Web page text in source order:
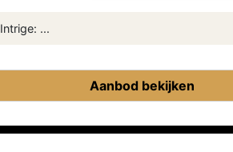
Intrige: ...
Aanbod bekijken